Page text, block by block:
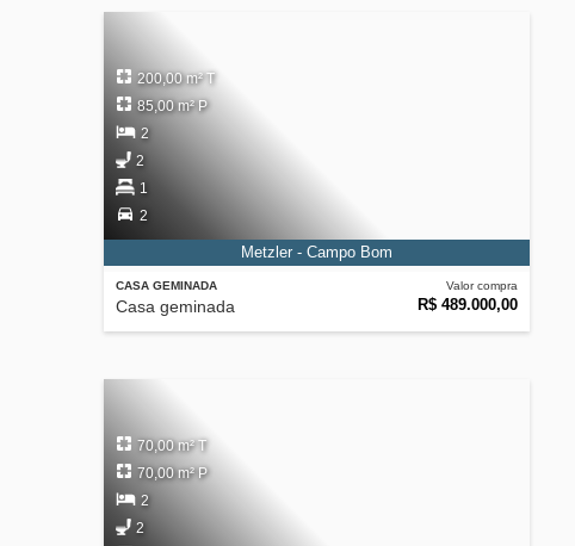
CASA GEMINADA
Casa geminada
Valor compra
R$ 489.000,00
200,00 m² T
85,00 m² P
2
2
1
2
Metzler - Campo Bom
70,00 m² T
70,00 m² P
2
2